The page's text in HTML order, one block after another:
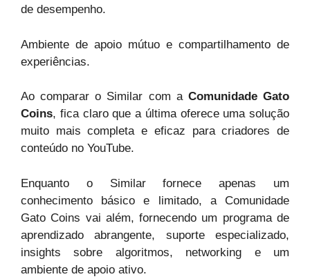
de desempenho.
Ambiente de apoio mútuo e compartilhamento de
experiências.
Ao comparar o Similar com a Comunidade Gato
Coins, fica claro que a última oferece uma solução
muito mais completa e eficaz para criadores de
conteúdo no YouTube.
Enquanto o Similar fornece apenas um
conhecimento básico e limitado, a Comunidade
Gato Coins vai além, fornecendo um programa de
aprendizado abrangente, suporte especializado,
insights sobre algoritmos, networking e um
ambiente de apoio ativo.